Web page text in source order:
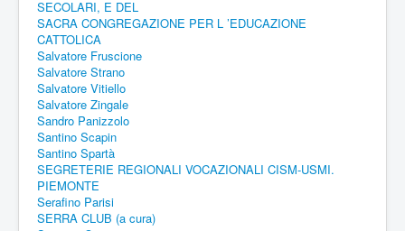
SECOLARI, E DEL
SACRA CONGREGAZIONE PER L ’EDUCAZIONE
CATTOLICA
Salvatore Fruscione
Salvatore Strano
Salvatore Vitiello
Salvatore Zingale
Sandro Panizzolo
Santino Scapin
Santino Spartà
SEGRETERIE REGIONALI VOCAZIONALI CISM-USMI.
PIEMONTE
Serafino Parisi
SERRA CLUB (a cura)